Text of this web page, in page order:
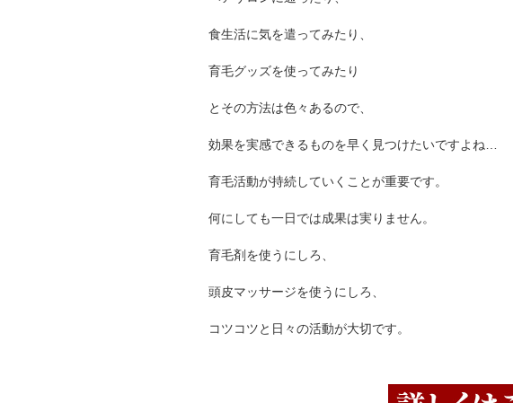
食生活に気を遣ってみたり、
育毛グッズを使ってみたり
とその方法は色々あるので、
効果を実感できるものを早く見つけたいですよね…
育毛活動が持続していくことが重要です。
何にしても一日では成果は実りません。
育毛剤を使うにしろ、
頭皮マッサージを使うにしろ、
コツコツと日々の活動が大切です。